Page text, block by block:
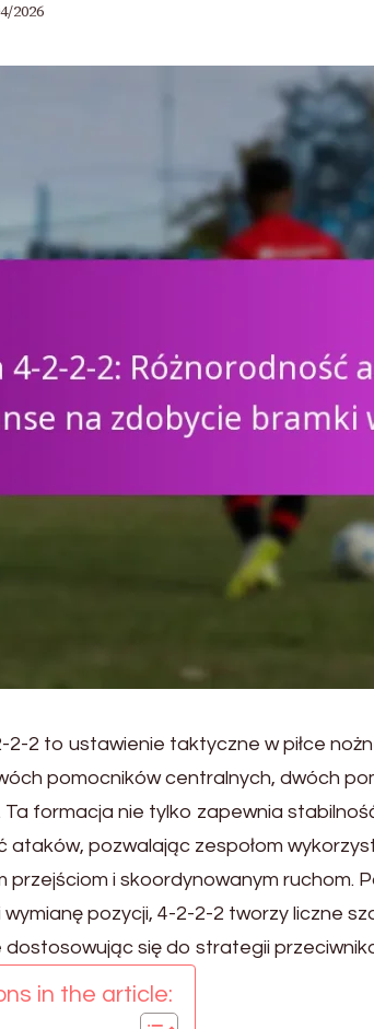
2026
2-2 to ustawienie taktyczne w piłce
pomocników centralnych, dwóch
formacja nie tylko zapewnia
ataków, pozwalając zespołom
przejściom i skoordynowanym ruchom.
wymianę pozycji, 4-2-2-2 tworzy liczne
dostosowując się do strategii
in the article: